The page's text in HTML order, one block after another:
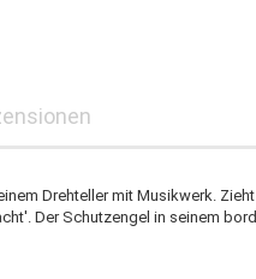
Drehteller mit Musikwerk.
Der Schutzengel in seinem